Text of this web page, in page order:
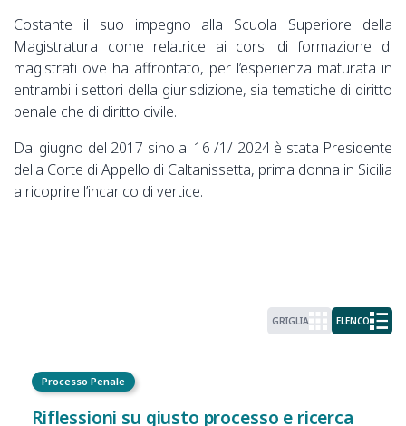
Costante il suo impegno alla Scuola Superiore della
Magistratura come relatrice ai corsi di formazione di
magistrati ove ha affrontato, per l’esperienza maturata in
entrambi i settori della giurisdizione, sia tematiche di diritto
penale che di diritto civile.
Dal giugno del 2017 sino al 16 /1/ 2024 è stata Presidente
della Corte di Appello di Caltanissetta, prima donna in Sicilia
a ricoprire l’incarico di vertice.
GRIGLIA ELENCO
Processo Penale
Riflessioni su giusto processo e ricerca